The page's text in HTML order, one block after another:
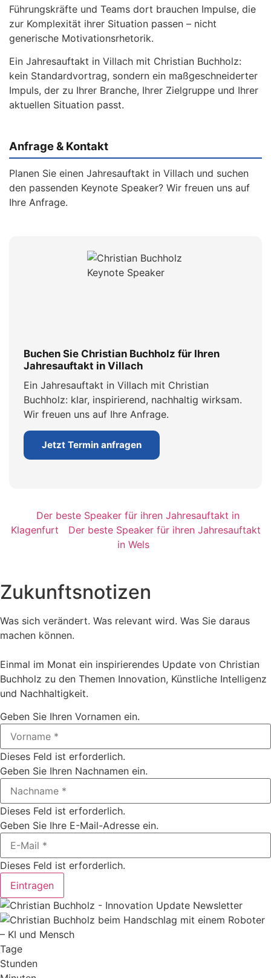
Führungskräfte und Teams dort brauchen Impulse, die
zur Komplexität ihrer Situation passen – nicht
generische Motivationsrhetorik.
Ein Jahresauftakt in Villach mit Christian Buchholz:
kein Standardvortrag, sondern ein maßgeschneiderter
Impuls, der zu Ihrer Branche, Ihrer Zielgruppe und Ihrer
aktuellen Situation passt.
Anfrage & Kontakt
Planen Sie einen Jahresauftakt in Villach und suchen
den passenden Keynote Speaker? Wir freuen uns auf
Ihre Anfrage.
Buchen Sie Christian Buchholz für Ihren
Jahresauftakt in Villach
Ein Jahresauftakt in Villach mit Christian
Buchholz: klar, inspirierend, nachhaltig wirksam.
Wir freuen uns auf Ihre Anfrage.
Jetzt Termin anfragen
Der beste Speaker für ihren Jahresauftakt in
Klagenfurt
Der beste Speaker für ihren Jahresauftakt
in Wels
Zukunftsnotizen
Was sich verändert. Was relevant wird. Was Sie daraus
machen können.
Einmal im Monat ein inspirierendes Update von Christian
Buchholz zu den Themen Innovation, Künstliche Intelligenz
und Nachhaltigkeit.
Geben Sie Ihren Vornamen ein.
Dieses Feld ist erforderlich.
Geben Sie Ihren Nachnamen ein.
Dieses Feld ist erforderlich.
Geben Sie Ihre E-Mail-Adresse ein.
Dieses Feld ist erforderlich.
Eintragen
Tage
Stunden